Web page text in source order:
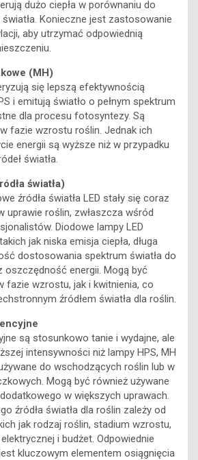
dużo ciepła w porównaniu do
Konieczne jest zastosowanie
aby utrzymać odpowiednią
(MH)
się lepszą efektywnością
i emitują światło o pełnym spektrum
dla procesu fotosyntezy. Są
fazie wzrostu roślin. Jednak ich
energii są wyższe niż w przypadku
światła.
światła)
źródła światła LED stały się coraz
uprawie roślin, zwłaszcza wśród
Diodowe lampy LED
jak niska emisja ciepła, długa
dostosowania spektrum światła do
oszczędność energii. Mogą być
fazie wzrostu, jak i kwitnienia, co
źródłem światła dla roślin.
są stosunkowo tanie i wydajne, ale
intensywności niż lampy HPS, MH
do wschodzących roślin lub w
Mogą być również używane
w większych uprawach.
źródła światła dla roślin zależy od
jak rodzaj roślin, stadium wzrostu,
i budżet. Odpowiednie
kluczowym elementem osiągnięcia